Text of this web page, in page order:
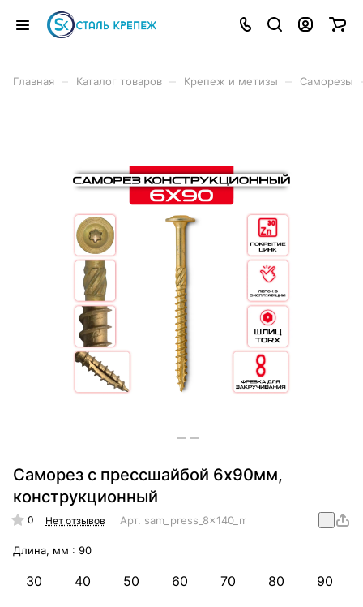
Главная Каталог товаров Крепеж и метизы Саморезы
Саморез с прессшайбой 6х90мм,
конструкционный
0 Нет отзывов Арт. sam_press_8x140_mm_konstr
Длина, мм : 90
30 40 50 60 70 80 90